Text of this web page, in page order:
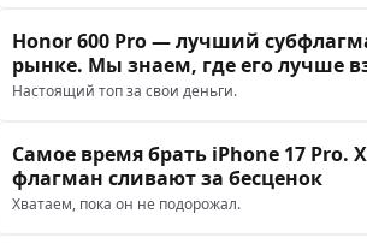
Honor 600 Pro — лучший
рынке. Мы знаем, где его лучше
Настоящий топ за свои деньги.
Самое время брать iPhone 17 Pro.
флагман сливают за бесценок
Хватаем, пока он не подорожал.